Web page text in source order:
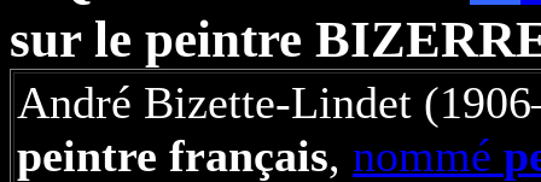
sur le peintre
André Bizette-Lindet
peintre français, nommé